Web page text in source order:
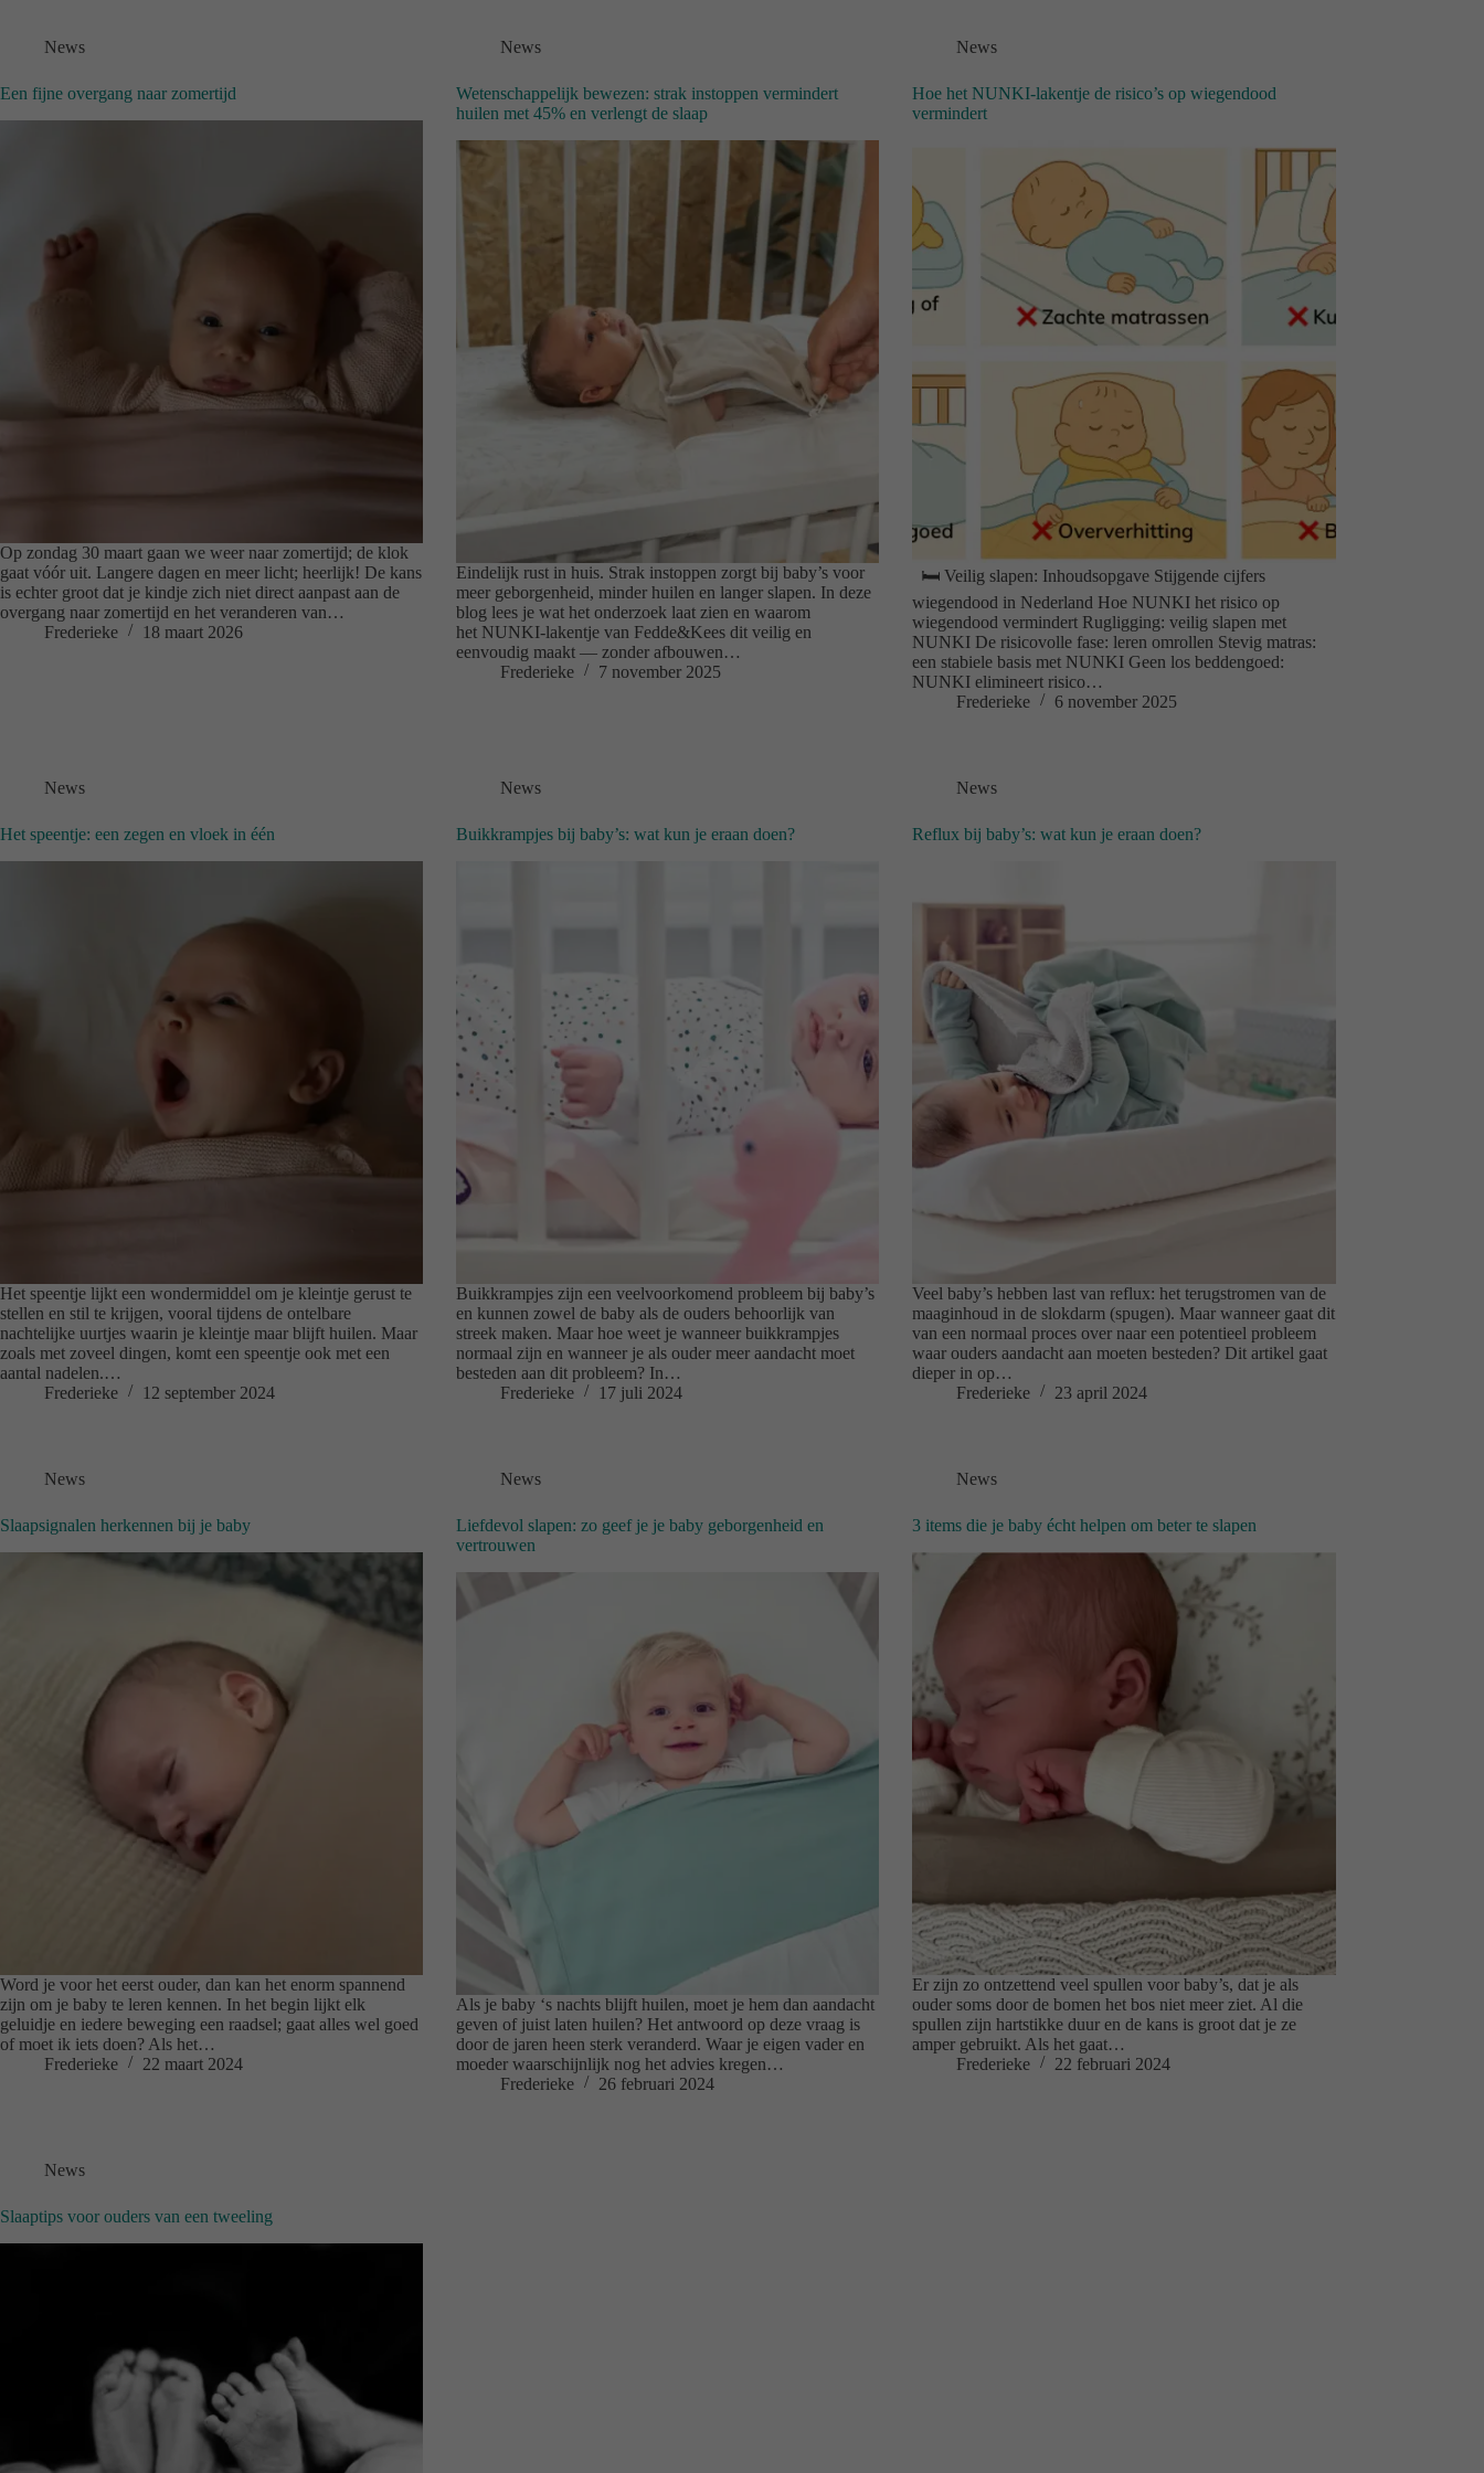
News
Een fijne overgang naar zomertijd
Op zondag 30 maart gaan we weer naar zomertijd; de klok
gaat vóór uit. Langere dagen en meer licht; heerlijk! De kans
is echter groot dat je kindje zich niet direct aanpast aan de
overgang naar zomertijd en het veranderen van…
Frederieke
18 maart 2026
News
Wetenschappelijk bewezen: strak instoppen vermindert
huilen met 45% en verlengt de slaap
Eindelijk rust in huis. Strak instoppen zorgt bij baby’s voor
meer geborgenheid, minder huilen en langer slapen. In deze
blog lees je wat het onderzoek laat zien en waarom
het NUNKI-lakentje van Fedde&Kees dit veilig en
eenvoudig maakt — zonder afbouwen…
Frederieke
7 november 2025
News
Hoe het NUNKI-lakentje de risico’s op wiegendood
vermindert
🛏️ Veilig slapen: Inhoudsopgave Stijgende cijfers
wiegendood in Nederland Hoe NUNKI het risico op
wiegendood vermindert Rugligging: veilig slapen met
NUNKI De risicovolle fase: leren omrollen Stevig matras:
een stabiele basis met NUNKI Geen los beddengoed:
NUNKI elimineert risico…
Frederieke
6 november 2025
News
Het speentje: een zegen en vloek in één
Het speentje lijkt een wondermiddel om je kleintje gerust te
stellen en stil te krijgen, vooral tijdens de ontelbare
nachtelijke uurtjes waarin je kleintje maar blijft huilen. Maar
zoals met zoveel dingen, komt een speentje ook met een
aantal nadelen.…
Frederieke
12 september 2024
News
Buikkrampjes bij baby’s: wat kun je eraan doen?
Buikkrampjes zijn een veelvoorkomend probleem bij baby’s
en kunnen zowel de baby als de ouders behoorlijk van
streek maken. Maar hoe weet je wanneer buikkrampjes
normaal zijn en wanneer je als ouder meer aandacht moet
besteden aan dit probleem? In…
Frederieke
17 juli 2024
News
Reflux bij baby’s: wat kun je eraan doen?
Veel baby’s hebben last van reflux: het terugstromen van de
maaginhoud in de slokdarm (spugen). Maar wanneer gaat dit
van een normaal proces over naar een potentieel probleem
waar ouders aandacht aan moeten besteden? Dit artikel gaat
dieper in op…
Frederieke
23 april 2024
News
Slaapsignalen herkennen bij je baby
Word je voor het eerst ouder, dan kan het enorm spannend
zijn om je baby te leren kennen. In het begin lijkt elk
geluidje en iedere beweging een raadsel; gaat alles wel goed
of moet ik iets doen? Als het…
Frederieke
22 maart 2024
News
Liefdevol slapen: zo geef je je baby geborgenheid en
vertrouwen
Als je baby ‘s nachts blijft huilen, moet je hem dan aandacht
geven of juist laten huilen? Het antwoord op deze vraag is
door de jaren heen sterk veranderd. Waar je eigen vader en
moeder waarschijnlijk nog het advies kregen…
Frederieke
26 februari 2024
News
3 items die je baby écht helpen om beter te slapen
Er zijn zo ontzettend veel spullen voor baby’s, dat je als
ouder soms door de bomen het bos niet meer ziet. Al die
spullen zijn hartstikke duur en de kans is groot dat je ze
amper gebruikt. Als het gaat…
Frederieke
22 februari 2024
News
Slaaptips voor ouders van een tweeling